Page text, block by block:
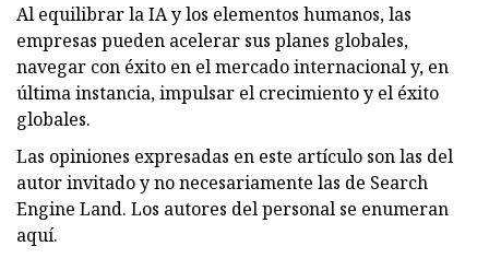
Al equilibrar la IA y los elementos humanos, las
empresas pueden acelerar sus planes globales,
navegar con éxito en el mercado internacional y, en
última instancia, impulsar el crecimiento y el éxito
globales.
Las opiniones expresadas en este artículo son las del
autor invitado y no necesariamente las de Search
Engine Land. Los autores del personal se enumeran
aquí.